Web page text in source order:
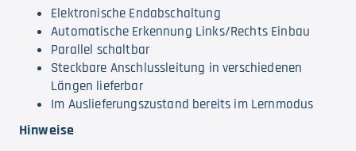
Elektronische Endabschaltung
Automatische Erkennung Links/Rechts Einbau
Parallel schaltbar
Steckbare Anschlussleitung in verschiedenen
Längen lieferbar
Im Auslieferungszustand bereits im Lernmodus
Hinweise